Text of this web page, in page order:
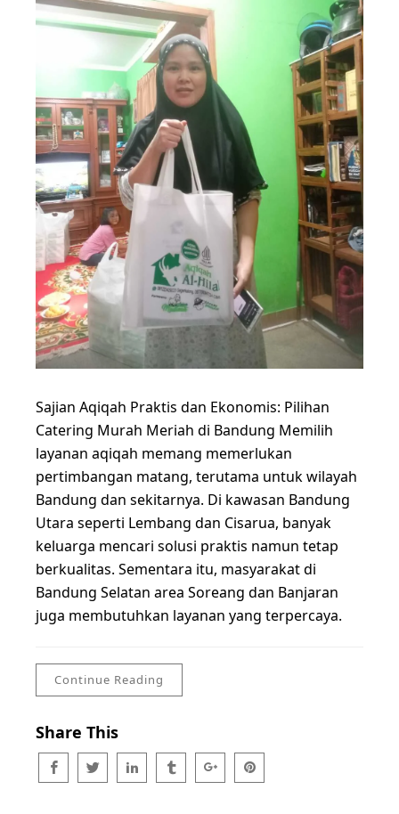
Sajian Aqiqah Praktis dan Ekonomis: Pilihan
Catering Murah Meriah di Bandung Memilih
layanan aqiqah memang memerlukan
pertimbangan matang, terutama untuk wilayah
Bandung dan sekitarnya. Di kawasan Bandung
Utara seperti Lembang dan Cisarua, banyak
keluarga mencari solusi praktis namun tetap
berkualitas. Sementara itu, masyarakat di
Bandung Selatan area Soreang dan Banjaran
juga membutuhkan layanan yang terpercaya.
Continue Reading
Share This